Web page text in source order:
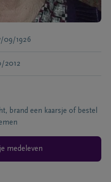
09/1926
2012
brand een kaarsje of bestel
medeleven